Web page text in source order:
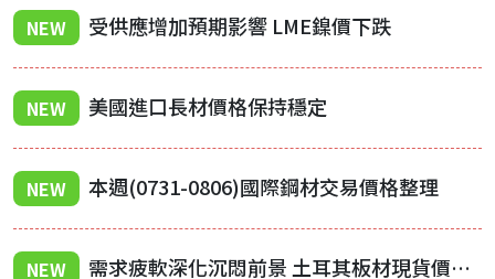
NEW 受供應增加預期影響 LME鎳價下跌
NEW 美國進口長材價格保持穩定
NEW 本週(0731-0806)國際鋼材交易價格整理
NEW 需求疲軟深化沉悶前景 土耳其板材現貨價格下跌